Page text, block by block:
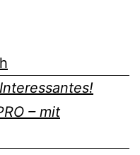
– mit